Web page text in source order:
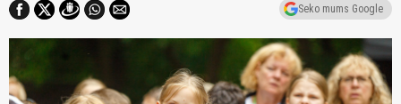
Seko mums Google